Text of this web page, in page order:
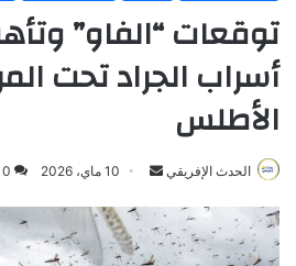
توقعات “الفاو”
أسراب الجراد تحت
الأطلس
الحدث الإفريقي
Send
email
10 ماي، 2026 0